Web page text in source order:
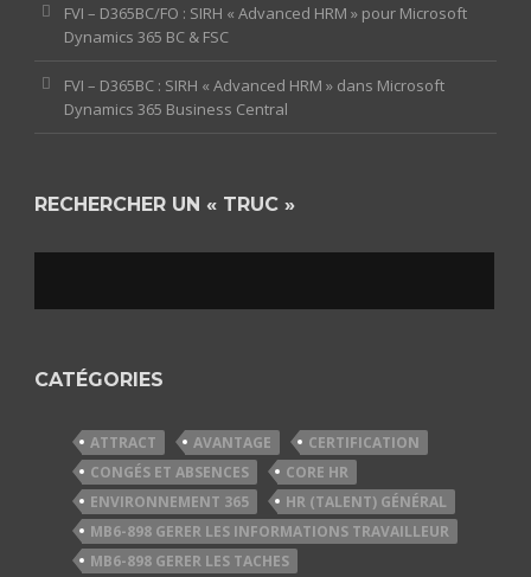
FVI – D365BC/FO : SIRH « Advanced HRM » pour Microsoft
Dynamics 365 BC & FSC
FVI – D365BC : SIRH « Advanced HRM » dans Microsoft
Dynamics 365 Business Central
RECHERCHER UN « TRUC »
CATÉGORIES
ATTRACT AVANTAGE
CERTIFICATION
CONGÉS ET ABSENCES
CORE HR
ENVIRONNEMENT 365
HR (TALENT) GÉNÉRAL
MB6-898 GERER LES INFORMATIONS TRAVAILLEUR
MB6-898 GERER LES TACHES